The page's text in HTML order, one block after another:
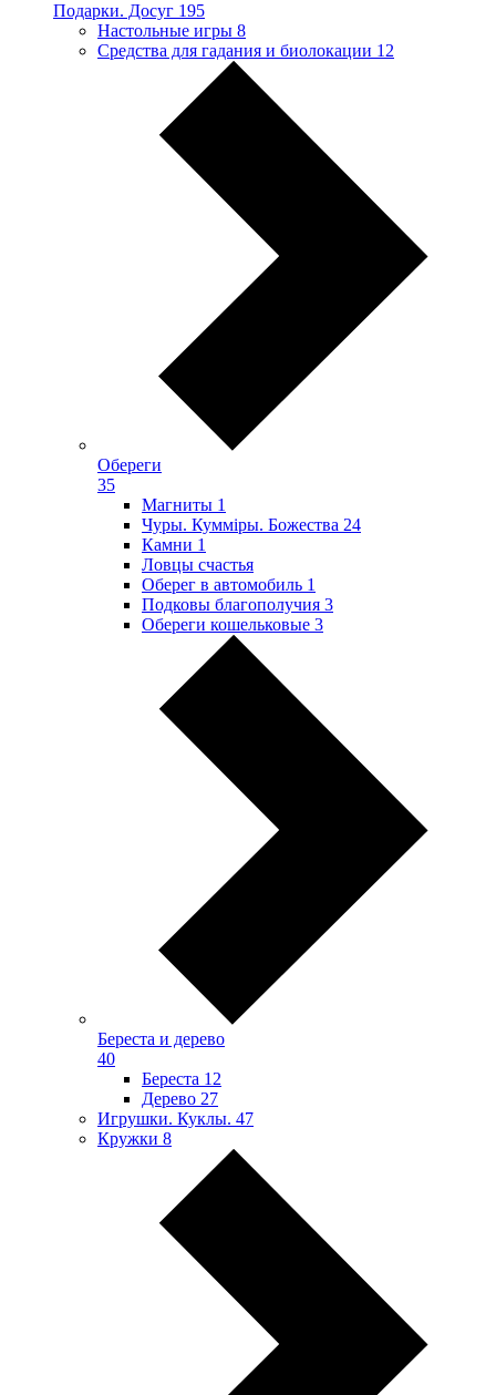
Подарки. Досуг 195
Настольные игры 8
Средства для гадания и биолокации 12
Обереги
35
Магниты 1
Чуры. Куммiры. Божества 24
Камни 1
Ловцы счастья
Оберег в автомобиль 1
Подковы благополучия 3
Обереги кошельковые 3
Береста и дерево
40
Береста 12
Дерево 27
Игрушки. Куклы. 47
Кружки 8